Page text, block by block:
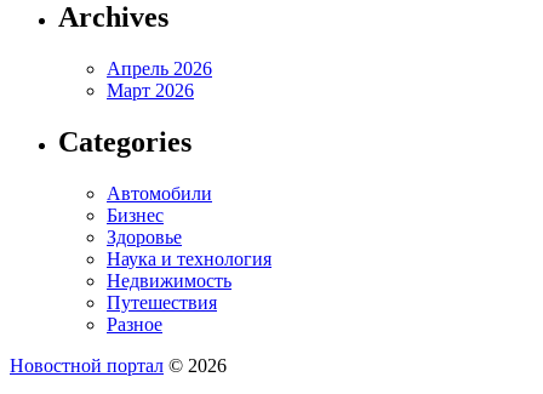
Archives
Апрель 2026
Март 2026
Categories
Автомобили
Бизнес
Здоровье
Наука и технология
Недвижимость
Путешествия
Разное
Новостной портал © 2026